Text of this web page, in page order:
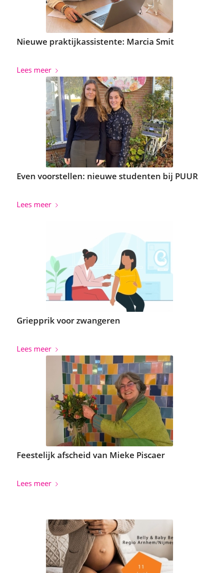
Nieuwe praktijkassistente: Marcia Smit
Lees meer
Even voorstellen: nieuwe studenten bij PUUR
Lees meer
Griepprik voor zwangeren
Lees meer
Feestelijk afscheid van Mieke Piscaer
Lees meer